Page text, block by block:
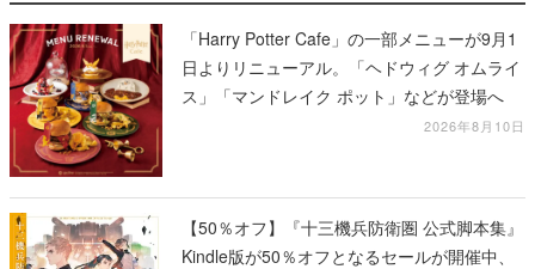
「Harry Potter Cafe」の一部メニューが9月1
日よりリニューアル。「ヘドウィグ オムライ
ス」「マンドレイク ポット」などが登場へ
2026年8月10日
【50％オフ】『十三機兵防衛圏 公式脚本集』
Kindle版が50％オフとなるセールが開催中、